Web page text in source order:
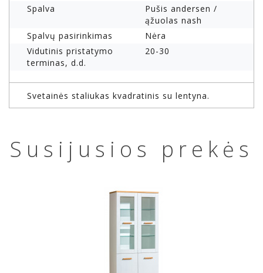
Spalva
Pušis andersen /
ąžuolas nash
Spalvų pasirinkimas
Nėra
Vidutinis pristatymo
terminas, d.d.
20-30
Svetainės staliukas kvadratinis su lentyna.
Susijusios prekės